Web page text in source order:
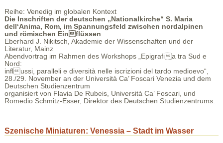
Reihe: Venedig im globalen Kontext
Die Inschriften der deutschen „Nationalkirche“ S. Maria
dell‘Anima, Rom, im Spannungsfeld zwischen nordalpinen
und römischen Einflüssen
Eberhard J. Nikitsch, Akademie der Wissenschaften und der
Literatur, Mainz
Abendvortrag im Rahmen des Workshops „Epigrafia tra Sud e
Nord:
influssi, paralleli e diversità nelle iscrizioni del tardo medioevo“,
28./29. November an der Università Ca’ Foscari Venezia und dem
Deutschen Studienzentrum
organisiert von Flavia De Rubeis, Università Ca’ Foscari, und
Romedio Schmitz-Esser, Direktor des Deutschen Studienzentrums.
Szenische Miniaturen: Venessia – Stadt im Wasser